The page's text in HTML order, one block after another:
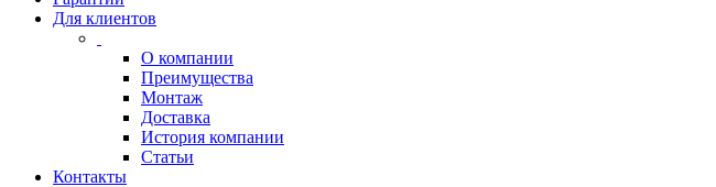
Для клиентов
О компании
Преимущества
Монтаж
Доставка
История компании
Статьи
Контакты